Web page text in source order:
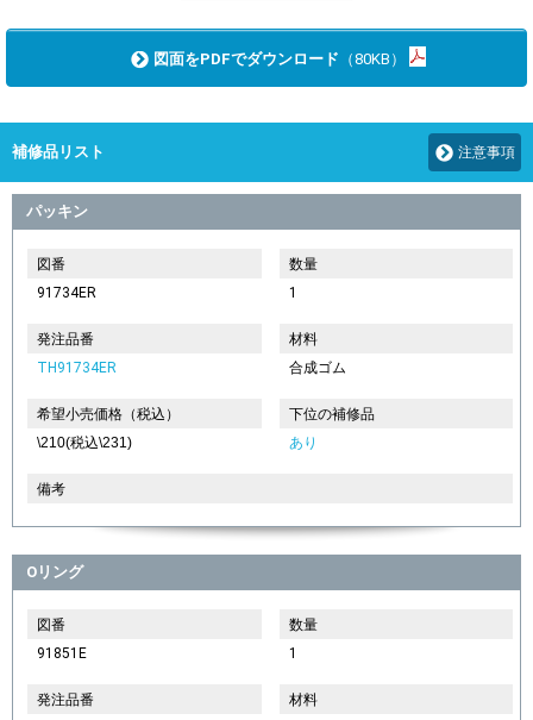
図面をPDFでダウンロード （80KB）
補修品リスト 注意事項
パッキン
図番
91734ER
数量
1
発注品番
TH91734ER
材料
合成ゴム
希望小売価格（税込）
\210(税込\231)
下位の補修品
あり
備考
Oリング
図番
91851E
数量
1
発注品番
材料